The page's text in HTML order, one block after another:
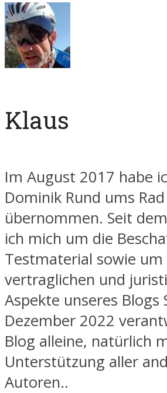
Klaus
Im August 2017 habe
Dominik Rund ums Rad
übernommen. Seit
ich mich um die
Testmaterial sowie um
vertraglichen und
Aspekte unseres Blogs
Dezember 2022
Blog alleine, natürlich
Unterstützung aller
Autoren..